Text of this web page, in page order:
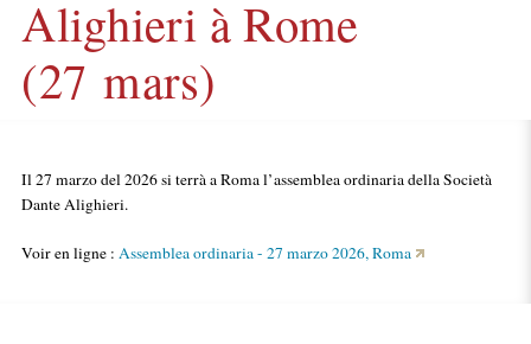
Alighieri à Rome
(27 mars)
Il 27 marzo del 2026 si terrà a Roma l’assemblea ordinaria della Società
Dante Alighieri.
Voir en ligne :Assemblea ordinaria - 27 marzo 2026, Roma